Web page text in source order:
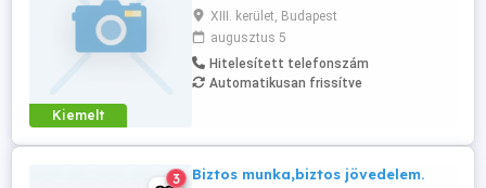
Kiemelt
rendszeres munkára. Keresem azt az
embert, aki empátiával, pozitív
hozzáállással kíván részt venni egy család
életében. Mindezt átlagon felüli
munkakörülmények között, versenyképes
XIII. kerület, Budapest
augusztus 5
Hitelesített telefonszám
Automatikusan frissítve
3 Biztos munka,biztos jövedelem.